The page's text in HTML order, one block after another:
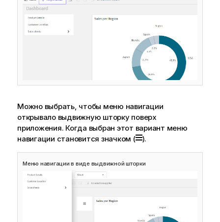
Можно выбрать, чтобы меню навигации
открывало выдвижную шторку поверх
приложения. Когда выбран этот вариант меню
навигации становится значком (
).
Меню навигации в виде выдвижной шторки